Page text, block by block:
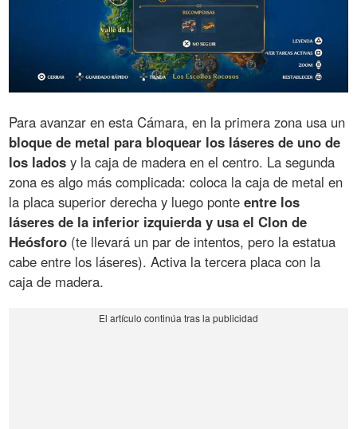
Para avanzar en esta Cámara, en la primera zona usa un
bloque de metal para bloquear los láseres de uno de
los lados y la caja de madera en el centro. La segunda
zona es algo más complicada: coloca la caja de metal en
la placa superior derecha y luego ponteentre los
láseres de la inferior izquierda y usa el Clon de
Heósforo (te llevará un par de intentos, pero la estatua
cabe entre los láseres). Activa la tercera placa con la
caja de madera.